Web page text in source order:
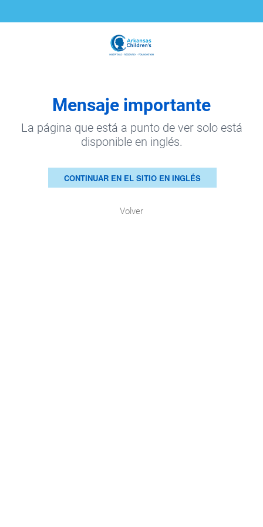
Mensaje importante
La página que está a punto de ver solo está
disponible en inglés.
CONTINUAR EN EL SITIO EN INGLÉS
Volver